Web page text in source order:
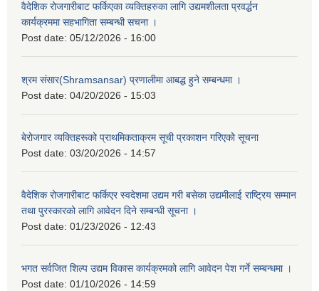
वैदेशिक रोजगारीबाट फर्किएका व्यक्तिहरुका लागि उद्यमशीलता प्रवर्द्धन
कार्यक्रममा सहभागिता सम्बन्धी सचना ।
Post date: 05/12/2026 - 16:00
श्रम संसार(Shramsansar) प्रणालीमा आबद्ध हुने सम्बन्धमा ।
Post date: 04/20/2026 - 15:03
बेरोजगार व्यक्तिहरूको प्राथमिकताक्रम सूची प्रकाशन गरिएको सूचना
Post date: 03/20/2026 - 14:57
वैदेशिक रोजगारीबाट फर्किएर स्वदेशमा उद्यम गरी बसेका उद्यमीलाई राष्ट्रिय सम्मान
तथा पुरस्कारको लागि आवेदन दिने सम्बन्धी सूचना ।
Post date: 01/23/2026 - 12:43
भगत सर्वजित शिल्प उद्यम विकास कार्यक्रमको लागि आवेदन पेश गर्ने सम्बन्धमा ।
Post date: 01/10/2026 - 14:59